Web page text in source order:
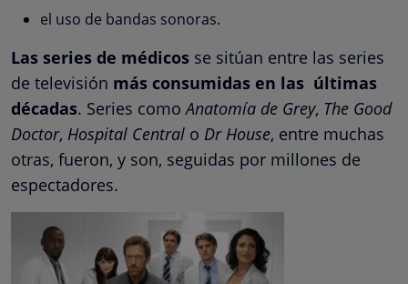
el uso de bandas sonoras.
Las series de médicos se sitúan entre las series
de televisión más consumidas en las últimas
décadas. Series comoAnatomía de Grey, The Good
Doctor, Hospital Central o Dr House, entre muchas
otras, fueron, y son, seguidas por millones de
espectadores.